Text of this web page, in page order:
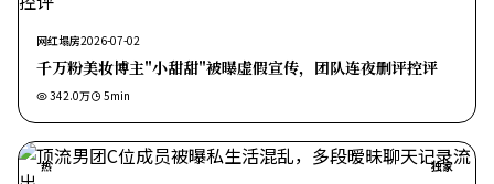
网红塌房2026-07-02
千万粉美妆博主"小甜甜"被曝虚假宣传，团队连夜删评控评
342.0万 5min
热 独家